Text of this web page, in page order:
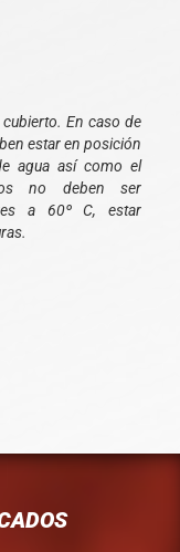
En caso de
estar en posición
agua así como el
no deben ser
a 60º C, estar